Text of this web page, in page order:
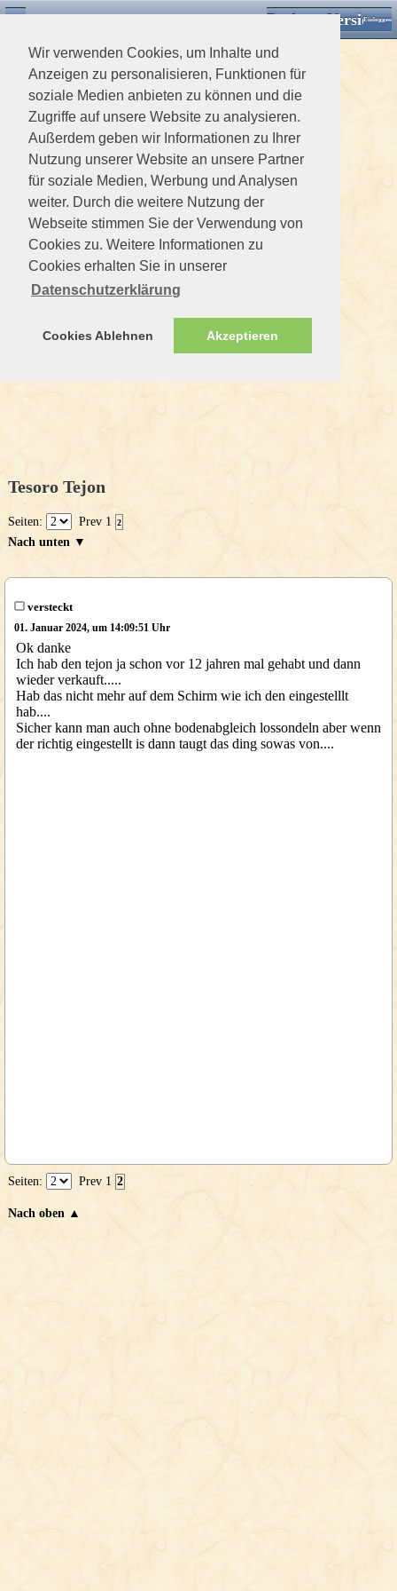
Wir verwenden Cookies, um Inhalte und
Anzeigen zu personalisieren, Funktionen für
soziale Medien anbieten zu können und die
Zugriffe auf unsere Website zu analysieren.
Außerdem geben wir Informationen zu Ihrer
Nutzung unserer Website an unsere Partner
für soziale Medien, Werbung und Analysen
weiter. Durch die weitere Nutzung der
Webseite stimmen Sie der Verwendung von
Cookies zu. Weitere Informationen zu
Cookies erhalten Sie in unserer
Datenschutzerklärung
Cookies Ablehnen Akzeptieren
Desktop VersionEinloggen
Tesoro Tejon
Seiten: Prev 1 2
Nach unten ▼
versteckt
01. Januar 2024, um 14:09:51 Uhr
Ok danke
Ich hab den tejon ja schon vor 12 jahren mal gehabt und dann
wieder verkauft.....
Hab das nicht mehr auf dem Schirm wie ich den eingestelllt
hab....
Sicher kann man auch ohne bodenabgleich lossondeln aber wenn
der richtig eingestellt is dann taugt das ding sowas von....
Seiten: Prev 1 2
Nach oben ▲